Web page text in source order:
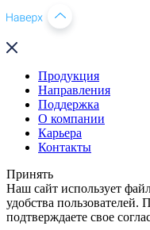
Продукция
Направления
Поддержка
О компании
Карьера
Контакты
Принять
Наш сайт использует
удобства пользователей.
подтверждаете свое